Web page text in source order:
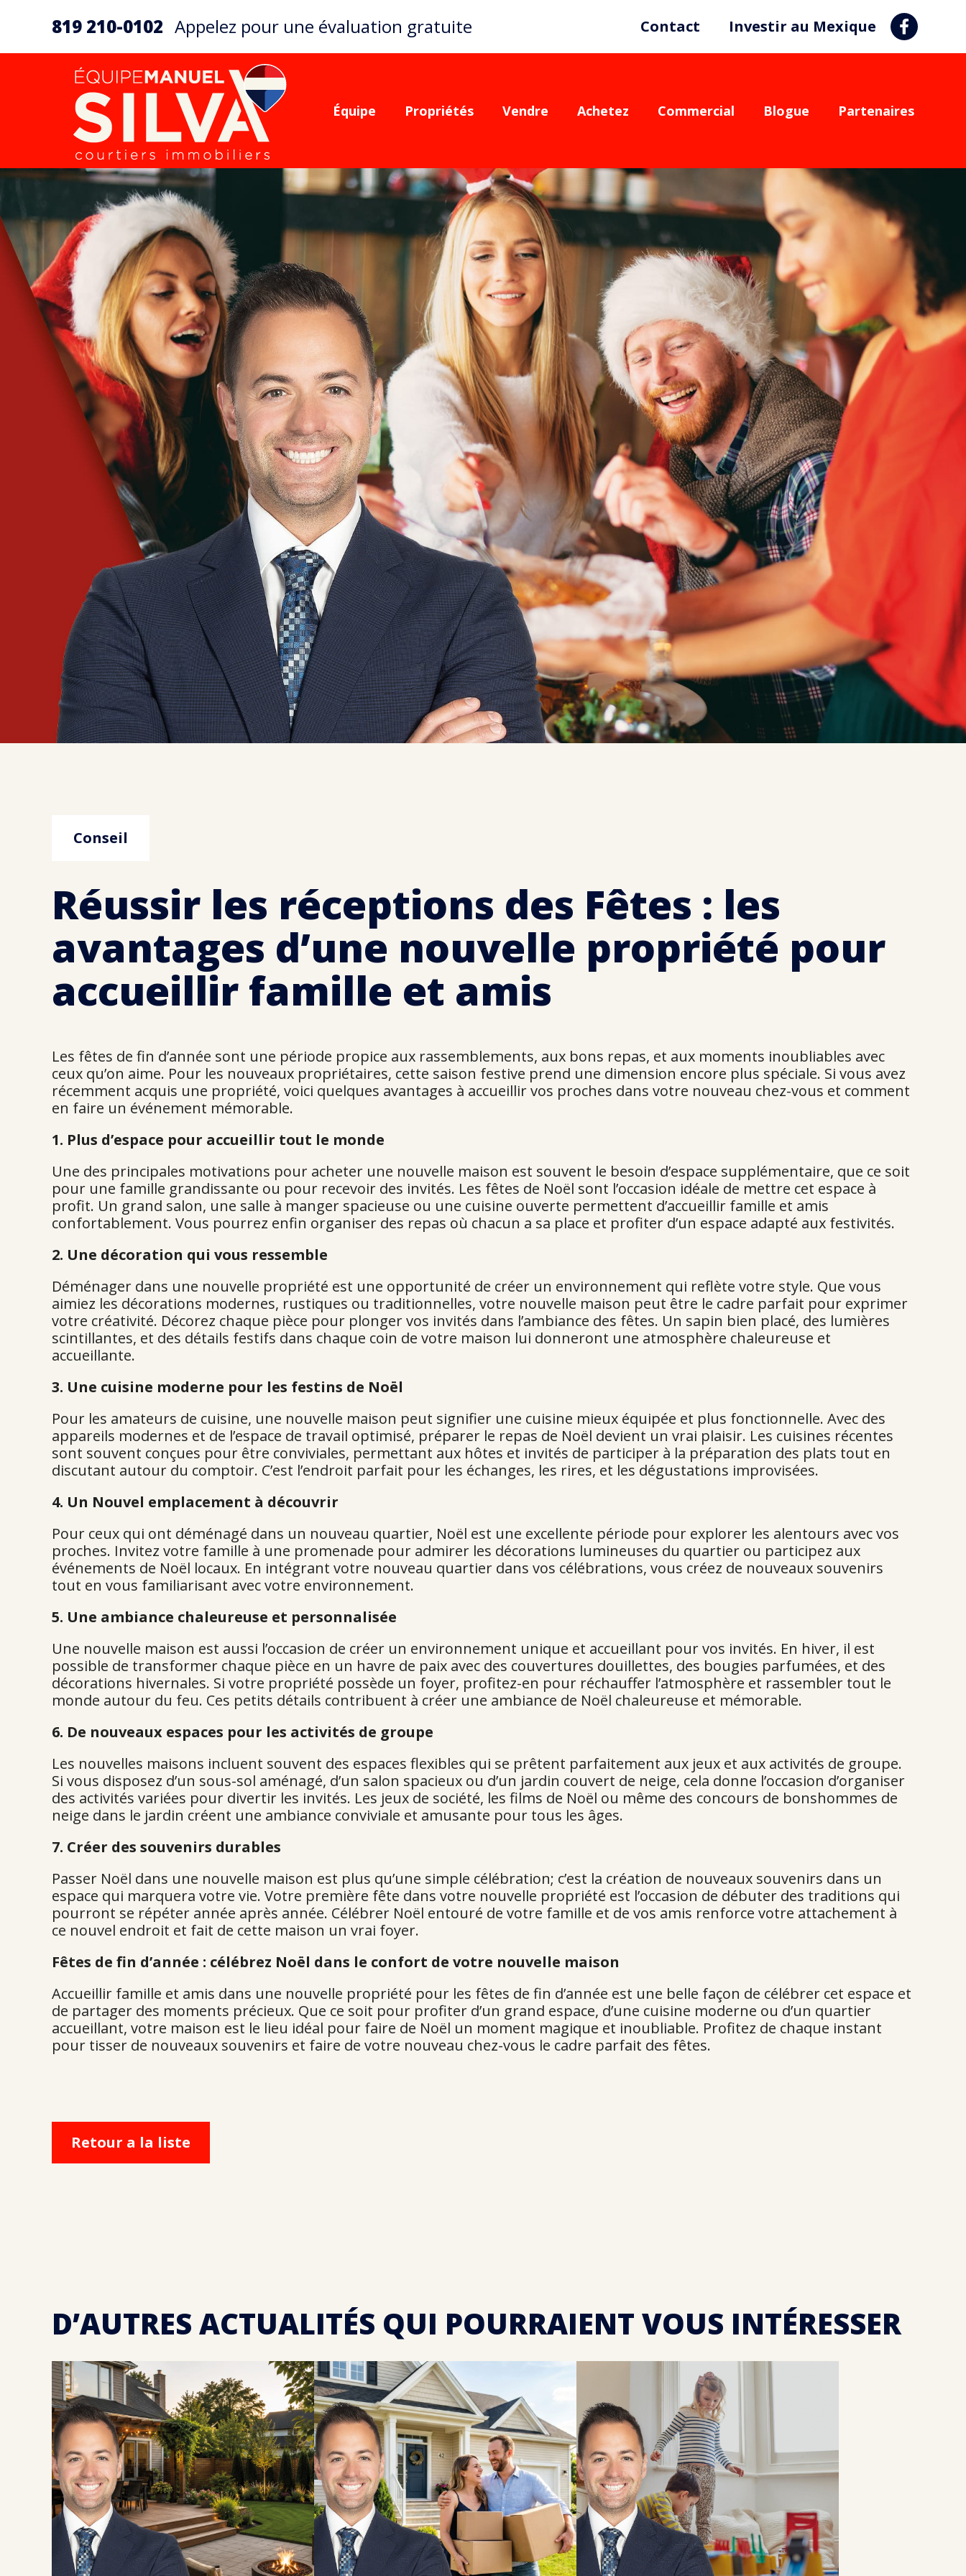
819 210-0102 Appelez pour une évaluation gratuite Contact Investir au Mexique
Équipe Propriétés Vendre Achetez Commercial Blogue Partenaires
Conseil
Réussir les réceptions des Fêtes : les
avantages d’une nouvelle propriété pour
accueillir famille et amis
Les fêtes de fin d’année sont une période propice aux rassemblements, aux bons repas, et aux moments inoubliables avec
ceux qu’on aime. Pour les nouveaux propriétaires, cette saison festive prend une dimension encore plus spéciale. Si vous avez
récemment acquis une propriété, voici quelques avantages à accueillir vos proches dans votre nouveau chez-vous et comment
en faire un événement mémorable.
1. Plus d’espace pour accueillir tout le monde
Une des principales motivations pour acheter une nouvelle maison est souvent le besoin d’espace supplémentaire, que ce soit
pour une famille grandissante ou pour recevoir des invités. Les fêtes de Noël sont l’occasion idéale de mettre cet espace à
profit. Un grand salon, une salle à manger spacieuse ou une cuisine ouverte permettent d’accueillir famille et amis
confortablement. Vous pourrez enfin organiser des repas où chacun a sa place et profiter d’un espace adapté aux festivités.
2. Une décoration qui vous ressemble
Déménager dans une nouvelle propriété est une opportunité de créer un environnement qui reflète votre style. Que vous
aimiez les décorations modernes, rustiques ou traditionnelles, votre nouvelle maison peut être le cadre parfait pour exprimer
votre créativité. Décorez chaque pièce pour plonger vos invités dans l’ambiance des fêtes. Un sapin bien placé, des lumières
scintillantes, et des détails festifs dans chaque coin de votre maison lui donneront une atmosphère chaleureuse et
accueillante.
3. Une cuisine moderne pour les festins de Noël
Pour les amateurs de cuisine, une nouvelle maison peut signifier une cuisine mieux équipée et plus fonctionnelle. Avec des
appareils modernes et de l’espace de travail optimisé, préparer le repas de Noël devient un vrai plaisir. Les cuisines récentes
sont souvent conçues pour être conviviales, permettant aux hôtes et invités de participer à la préparation des plats tout en
discutant autour du comptoir. C’est l’endroit parfait pour les échanges, les rires, et les dégustations improvisées.
4. Un Nouvel emplacement à découvrir
Pour ceux qui ont déménagé dans un nouveau quartier, Noël est une excellente période pour explorer les alentours avec vos
proches. Invitez votre famille à une promenade pour admirer les décorations lumineuses du quartier ou participez aux
événements de Noël locaux. En intégrant votre nouveau quartier dans vos célébrations, vous créez de nouveaux souvenirs
tout en vous familiarisant avec votre environnement.
5. Une ambiance chaleureuse et personnalisée
Une nouvelle maison est aussi l’occasion de créer un environnement unique et accueillant pour vos invités. En hiver, il est
possible de transformer chaque pièce en un havre de paix avec des couvertures douillettes, des bougies parfumées, et des
décorations hivernales. Si votre propriété possède un foyer, profitez-en pour réchauffer l’atmosphère et rassembler tout le
monde autour du feu. Ces petits détails contribuent à créer une ambiance de Noël chaleureuse et mémorable.
6. De nouveaux espaces pour les activités de groupe
Les nouvelles maisons incluent souvent des espaces flexibles qui se prêtent parfaitement aux jeux et aux activités de groupe.
Si vous disposez d’un sous-sol aménagé, d’un salon spacieux ou d’un jardin couvert de neige, cela donne l’occasion d’organiser
des activités variées pour divertir les invités. Les jeux de société, les films de Noël ou même des concours de bonshommes de
neige dans le jardin créent une ambiance conviviale et amusante pour tous les âges.
7. Créer des souvenirs durables
Passer Noël dans une nouvelle maison est plus qu’une simple célébration; c’est la création de nouveaux souvenirs dans un
espace qui marquera votre vie. Votre première fête dans votre nouvelle propriété est l’occasion de débuter des traditions qui
pourront se répéter année après année. Célébrer Noël entouré de votre famille et de vos amis renforce votre attachement à
ce nouvel endroit et fait de cette maison un vrai foyer.
Fêtes de fin d’année : célébrez Noël dans le confort de votre nouvelle maison
Accueillir famille et amis dans une nouvelle propriété pour les fêtes de fin d’année est une belle façon de célébrer cet espace et
de partager des moments précieux. Que ce soit pour profiter d’un grand espace, d’une cuisine moderne ou d’un quartier
accueillant, votre maison est le lieu idéal pour faire de Noël un moment magique et inoubliable. Profitez de chaque instant
pour tisser de nouveaux souvenirs et faire de votre nouveau chez-vous le cadre parfait des fêtes.
Retour a la liste
D’AUTRES ACTUALITÉS QUI POURRAIENT VOUS INTÉRESSER